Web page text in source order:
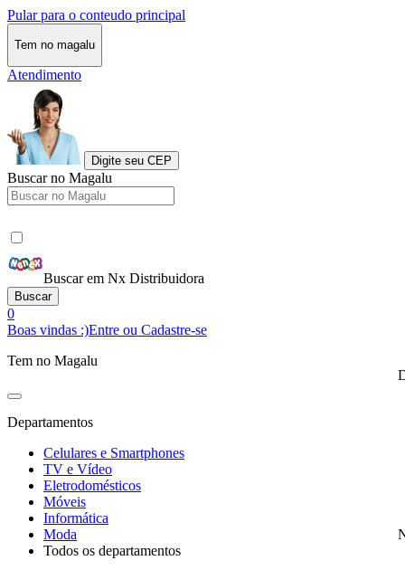
Pular para o conteudo principal
Tem no magalu
Atendimento
Digite seu CEP
Buscar no Magalu
Buscar em Nx Distribuidora
Buscar
0
Boas vindas :)Entre ou Cadastre-se
Tem no Magalu
Departamentos
Celulares e Smartphones
TV e Vídeo
Eletrodomésticos
Móveis
Informática
Moda
Todos os departamentos